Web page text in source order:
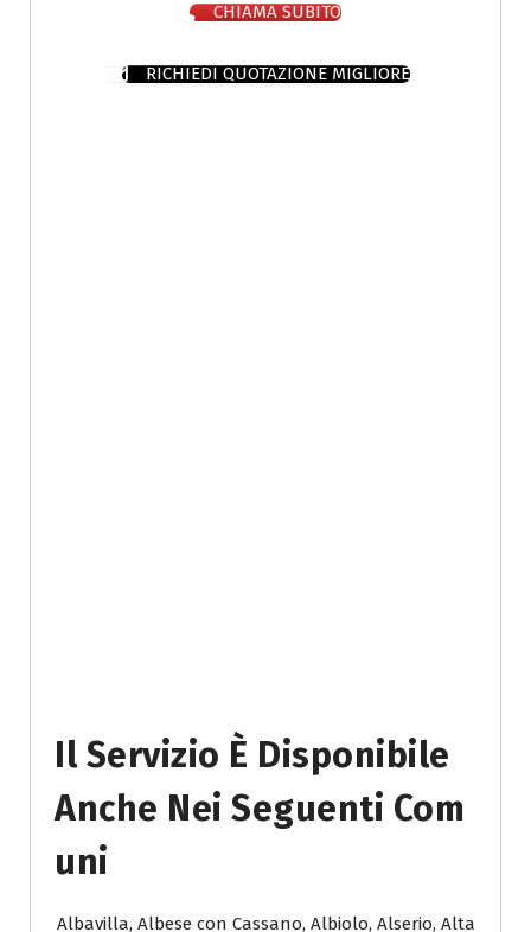
CHIAMA SUBITO
RICHIEDI QUOTAZIONE MIGLIORE
Il Servizio È Disponibile
Anche Nei Seguenti Com
Uni
Albavilla, Albese con Cassano, Albiolo, Alserio, Alta